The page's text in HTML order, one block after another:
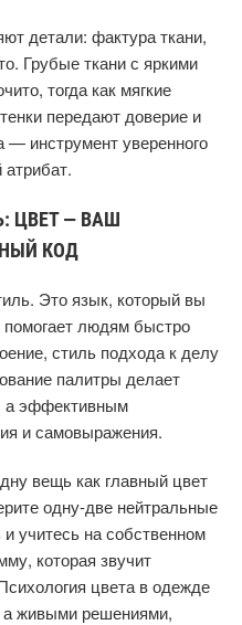
детали: фактура ткани,
Грубые ткани с яркими
тогда как мягкие
передают доверие и
инструмент уверенного
ЦВЕТ — ВАШ
КОД
Это язык, который вы
помогает людям быстро
стиль подхода к делу
палитры делает
а эффективным
и самовыражения.
вещь как главный цвет
одну-две нейтральные
учитесь на собственном
которая звучит
цвета в одежде
а живыми решениями,